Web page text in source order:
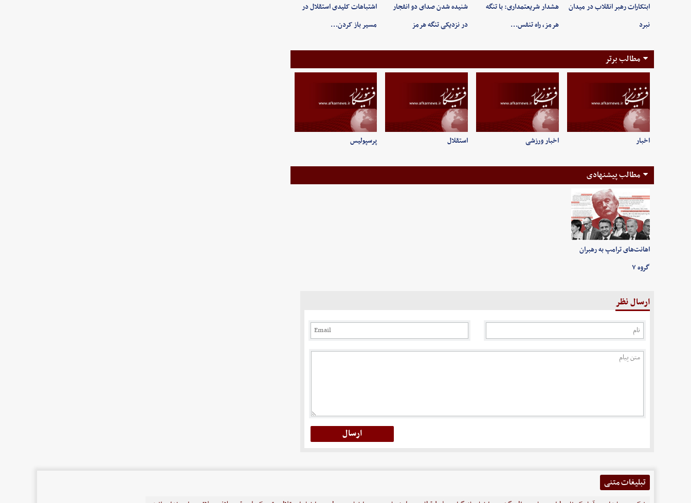
ابتکارات رهبر انقلاب در میدان
نبرد
هشدار شریعتمداری: با تنگه
هرمز، راه تنفس…
شنیده شدن صدای دو انفجار
در نزدیکی تنگه هرمز
اشتباهات کلیدی استقلال در
مسیر باز کردن…
مطالب برتر
اخبار اخبار ورزشی استقلال پرسپولیس
مطالب پیشنهادی
اهانت‌های ترامپ به رهبران
گروه ۷
ارسال نظر
تبلیغات متنی